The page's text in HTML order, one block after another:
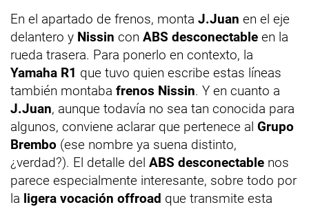
En el apartado de frenos, monta J.Juan en el eje
delantero y Nissin con ABS desconectable en la
rueda trasera. Para ponerlo en contexto, la
Yamaha R1 que tuvo quien escribe estas líneas
también montaba frenos Nissin. Y en cuanto a
J.Juan, aunque todavía no sea tan conocida para
algunos, conviene aclarar que pertenece al Grupo
Brembo (ese nombre ya suena distinto,
¿verdad?). El detalle del ABS desconectable nos
parece especialmente interesante, sobre todo por
la ligera vocación offroad que transmite esta